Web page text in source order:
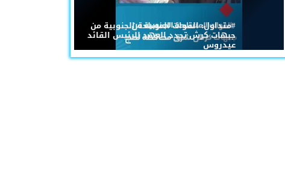
#متداول: القوات المسلحة الجنوبية من
جبهات كرش تجدد العهد للرئيس القائد
عيدروس